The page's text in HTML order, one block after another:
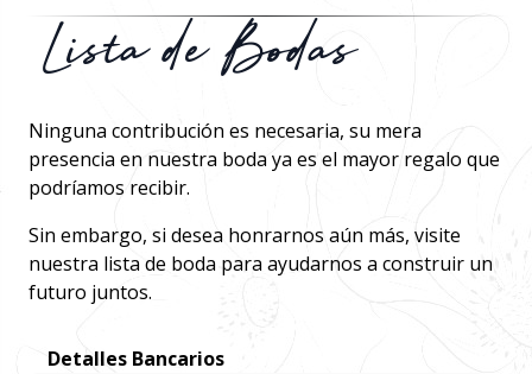
Lista de Bodas
Ninguna contribución es necesaria, su mera
presencia en nuestra boda ya es el mayor regalo que
podríamos recibir.
Sin embargo, si desea honrarnos aún más, visite
nuestra lista de boda para ayudarnos a construir un
futuro juntos.
Detalles Bancarios